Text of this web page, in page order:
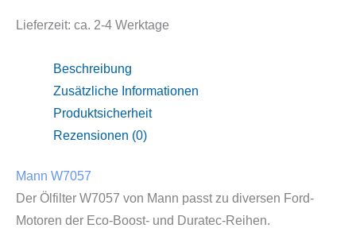
Lieferzeit: ca. 2-4 Werktage
Beschreibung
Zusätzliche Informationen
Produktsicherheit
Rezensionen (0)
Mann W7057
Der Ölfilter W7057 von Mann passt zu diversen Ford-
Motoren der Eco-Boost- und Duratec-Reihen.